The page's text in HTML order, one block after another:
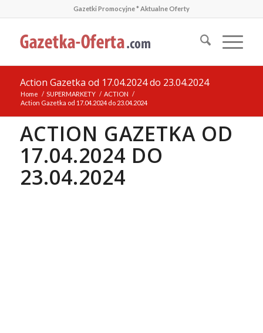
Gazetki Promocyjne * Aktualne Oferty
Action Gazetka od 17.04.2024 do 23.04.2024
Home / SUPERMARKETY / ACTION /
Action Gazetka od 17.04.2024 do 23.04.2024
ACTION GAZETKA OD
17.04.2024 DO
23.04.2024